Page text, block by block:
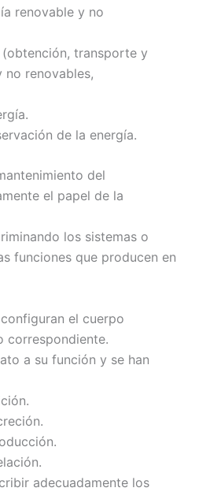
renovable y no
transporte y
no renovables,
de la energía.
del
el papel de la
los sistemas o
funciones que producen en
el cuerpo
correspondiente.
a su función y se han
adecuadamente los